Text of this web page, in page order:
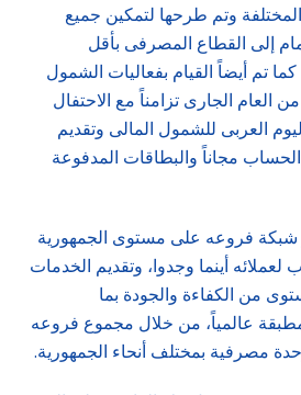
وتم طرحها لتمكين جميع
إلى القطاع المصرفى بأقل
تم أيضاً القيام بفعاليات الشمول
العام الجارى تزامناً مع الاحتفال
العربى للشمول المالى وتقديم
مجاناً والبطاقات المدفوعة
شبكة فروعه على مستوى الجمهورية
لعملائه أينما وجدوا، وتقديم الخدمات
من الكفاءة والجودة بما
عالمياً، من خلال مجموع فروعه